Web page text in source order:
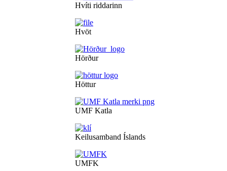
Hvíti riddarinn
Hvöt
Hörður
Höttur
UMF Katla
Keilusamband Íslands
UMFK